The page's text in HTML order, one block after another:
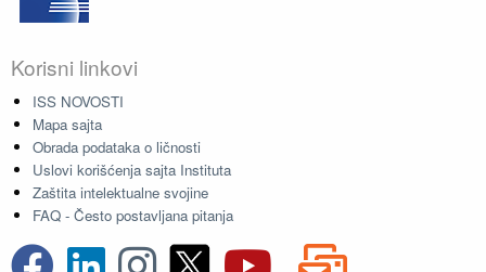
Korisni linkovi
ISS NOVOSTI
Mapa sajta
Obrada podataka o ličnosti
Uslovi korišćenja sajta Instituta
Zaštita intelektualne svojine
FAQ - Često postavljana pitanja